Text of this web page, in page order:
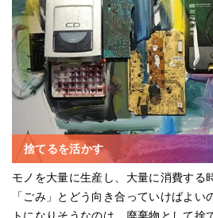
捨てるを活かす
モノを大量に生産し、大量に消費する
「ごみ」とどう向き合っていけばよい